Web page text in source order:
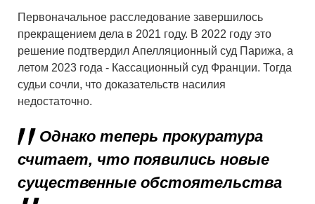
Первоначальное расследование завершилось
прекращением дела в 2021 году. В 2022 году это
решение подтвердил Апелляционный суд Парижа, а
летом 2023 года - Кассационный суд Франции. Тогда
судьи сочли, что доказательств насилия
недостаточно.
Однако теперь прокуратура
считает, что появились новые
существенные обстоятельства